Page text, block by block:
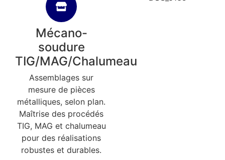
Mécano-
soudure
TIG/MAG/Chalumeau
Assemblages sur
mesure de pièces
métalliques, selon plan.
Maîtrise des procédés
TIG, MAG et chalumeau
pour des réalisations
robustes et durables.